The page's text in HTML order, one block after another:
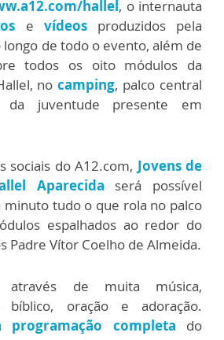
hallel, o internauta
e vídeosproduzidos pela
longo de todo o evento, além de
todos os oito módulos da
nocamping, palco central
da juventude presente em
sociais do A12.com, Jovens de
Aparecida será possível
tudo o que rola no palco
espalhados ao redor do
Padre Vítor Coelho de Almeida.
através de muita música,
bíblico, oração e adoração.
completa do